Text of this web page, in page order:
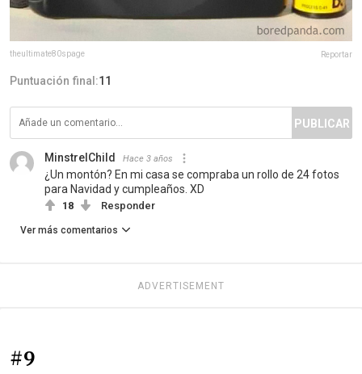
theultimate80spage Reportar
Puntuación final:11
PUBLICAR
MinstrelChild Hace 3 años
¿Un montón? En mi casa se compraba un rollo de 24 fotos
para Navidad y cumpleaños. XD
18 Responder
Ver más comentarios
ADVERTISEMENT
#9